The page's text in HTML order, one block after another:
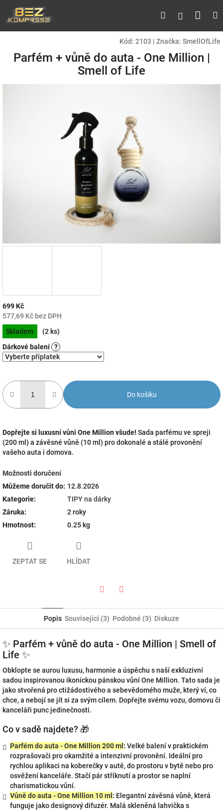
obsah
HledatPřihlášení
Kód: 2103 | Značka: SmellOfLife
Parfém + vůně do auta - One Million |
Smell of Life
699 Kč
577,69 Kč bez DPH
Měrná
cena:
Skladem
(2 ks)
Dárkové balení ?
Do košíku
Dopřejte si luxusní vůni One Million všude! Sada parfému ve spreji
(200 ml) a závěsné vůně (10 ml) pro dokonalé a stálé provonění
vašeho auta i domova.
Možnosti doručení
Můžeme doručit do: 12.8.2026
Kategorie:
TIPY na dárky
Záruka:
2 roky
Hmotnost: 0.25 kg
ZEPTAT SE HLÍDAT
Popis Související (3) Podobné (3) Diskuze
✨ Parfém + vůně do auta - One Million | Smell of
Life ✨
Obklopte se aurou luxusu, harmonie a úspěchu s naší exkluzivní
sadou inspirovanou ikonickou pánskou vůní One Million. Tato sada je
jako stvořená pro ctižádostivého a sebevědomého muže, který ví, co
chce, a nebojí se jít si za svým cílem. Dopřejte svému vozu, domovu či
kanceláři punc jedinečnosti.
Co v sadě najdete? 🎁
Parfém do auta - One Million 200 ml: Velké balení v praktickém
rozprašovači pro okamžité a intenzivní provonění. Ideální pro
rychlou aplikaci na koberečky v autě, do prostoru v bytě nebo pro
osvěžení kanceláře. Stačí pár stříknutí a prostor se naplní
charismatickou vůní.
Vůně do auta - One Million 10 ml: Elegantní závěsná vůně, která
funguje jako designový difuzér. Malá skleněná lahvička s